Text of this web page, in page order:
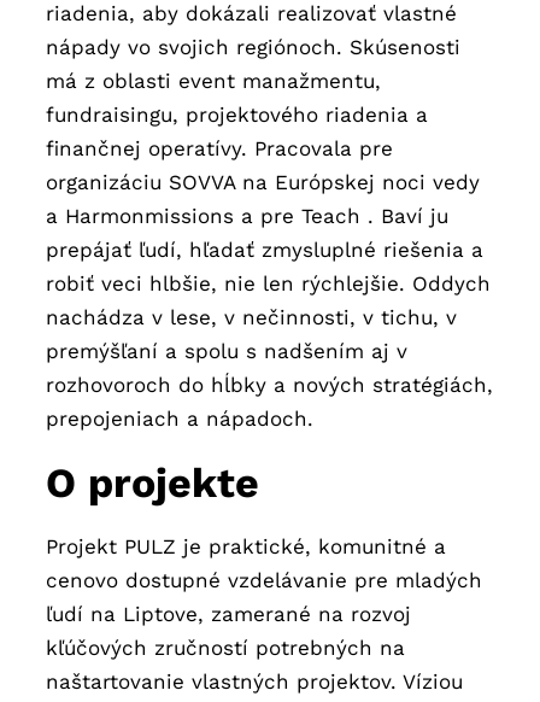
riadenia, aby dokázali realizovať vlastné
nápady vo svojich regiónoch. Skúsenosti
má z oblasti event manažmentu,
fundraisingu, projektového riadenia a
finančnej operatívy. Pracovala pre
organizáciu SOVVA na Európskej noci vedy
a Harmonmissions a pre Teach . Baví ju
prepájať ľudí, hľadať zmysluplné riešenia a
robiť veci hlbšie, nie len rýchlejšie. Oddych
nachádza v lese, v nečinnosti, v tichu, v
premýšľaní a spolu s nadšením aj v
rozhovoroch do hĺbky a nových stratégiách,
prepojeniach a nápadoch.
O projekte
Projekt PULZ je praktické, komunitné a
cenovo dostupné vzdelávanie pre mladých
ľudí na Liptove, zamerané na rozvoj
kľúčových zručností potrebných na
naštartovanie vlastných projektov. Víziou